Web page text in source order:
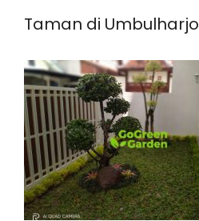
Taman di Umbulharjo